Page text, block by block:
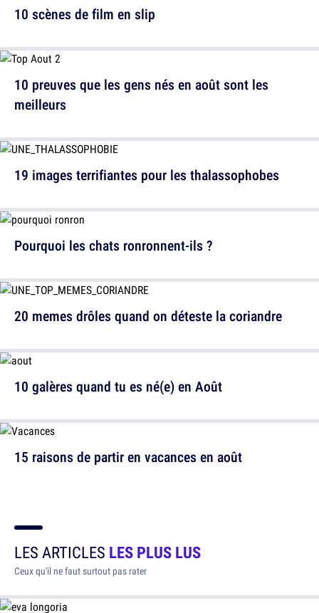
10 preuves que les gens nés en août sont les
meilleurs
Pourquoi les chats ronronnent-ils ?
10 galères quand tu es né(e) en Août
10 scènes de film en slip
19 images terrifiantes pour les thalassophobes
20 memes drôles quand on déteste la coriandre
15 raisons de partir en vacances en août
LES ARTICLES LES PLUS LUS
Ceux qu'il ne faut surtout pas rater